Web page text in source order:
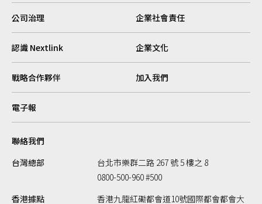
公司治理 企業社會責任
認識 Nextlink 企業文化
戰略合作夥伴 加入我們
電子報
聯絡我們
台灣總部
台北市樂群二路 267 號 5 樓之 8
0800-500-960 #500
香港據點
香港九龍紅磡都會道10號國際都會都會大